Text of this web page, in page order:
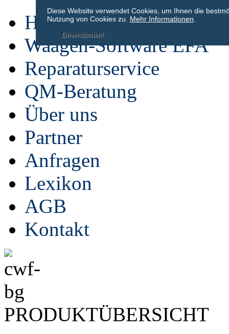
Home
Waagen-Software EFA
Reparaturservice
QM-Beratung
Über uns
Partner
Anfragen
Lexikon
AGB
Kontakt
PRODUKTÜBERSICHT
Diese Website verwendet Cookies, um Ihnen die
Nutzung von Cookies zu. Mehr Informationen
Einverstanden!